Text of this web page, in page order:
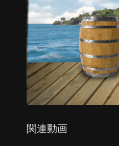
関連動画